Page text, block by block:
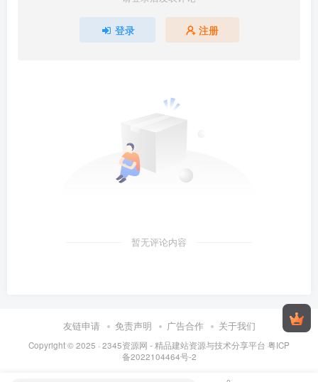
登录 注册
暂无评论内容
友链申请 免责声明 广告合作 关于我们
Copyright © 2025 · 2345资源网 - 精品建站资源与技术分享平台 粤ICP
备2022104464号-2